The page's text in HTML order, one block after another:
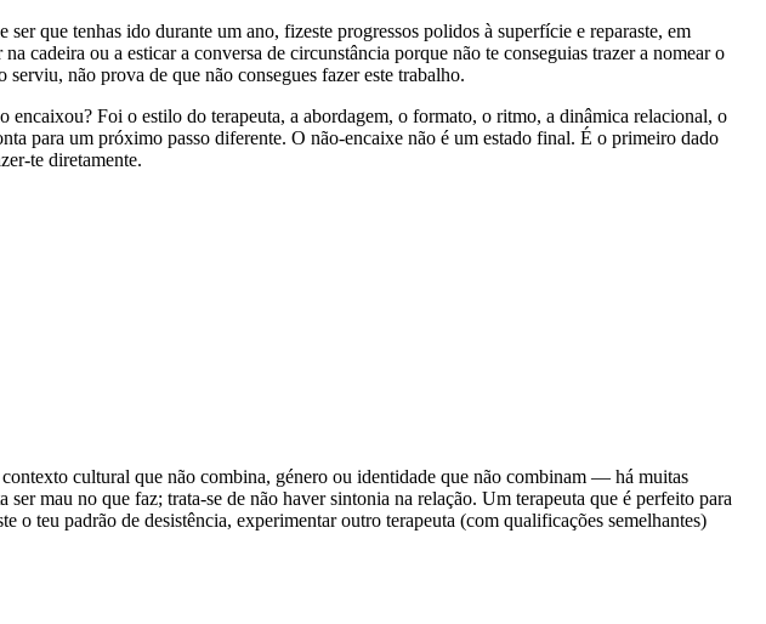
que tenhas ido durante um ano, fizeste progressos polidos à superfície e reparaste, em
cadeira ou a esticar a conversa de circunstância porque não te conseguias trazer a nomear o
não prova de que não consegues fazer este trabalho.
Foi o estilo do terapeuta, a abordagem, o formato, o ritmo, a dinâmica relacional, o
para um próximo passo diferente. O não-encaixe não é um estado final. É o primeiro dado
te diretamente.
cultural que não combina, género ou identidade que não combinam — há muitas
mau no que faz; trata-se de não haver sintonia na relação. Um terapeuta que é perfeito para
o teu padrão de desistência, experimentar outro terapeuta (com qualificações semelhantes)